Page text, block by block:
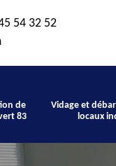
54 32 52
de
83
Vidage et
locaux